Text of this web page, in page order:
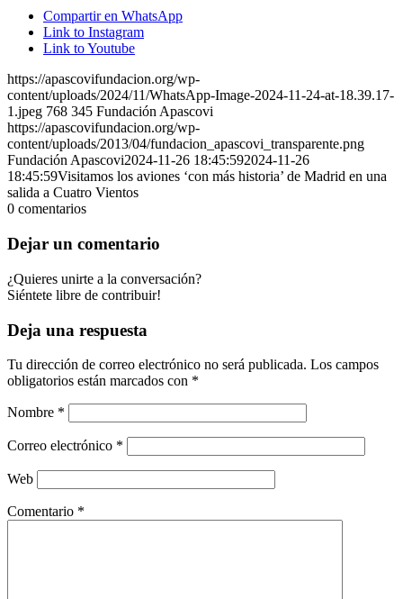
Compartir en WhatsApp
Link to Instagram
Link to Youtube
https://apascovifundacion.org/wp-
content/uploads/2024/11/WhatsApp-Image-2024-11-24-at-18.39.17-
1.jpeg 768 345 Fundación Apascovi
https://apascovifundacion.org/wp-
content/uploads/2013/04/fundacion_apascovi_transparente.png
Fundación Apascovi2024-11-26 18:45:592024-11-26
18:45:59Visitamos los aviones ‘con más historia’ de Madrid en una
salida a Cuatro Vientos
0 comentarios
Dejar un comentario
¿Quieres unirte a la conversación?
Siéntete libre de contribuir!
Deja una respuesta
Tu dirección de correo electrónico no será publicada. Los campos
obligatorios están marcados con *
Nombre *
Correo electrónico *
Web
Comentario *